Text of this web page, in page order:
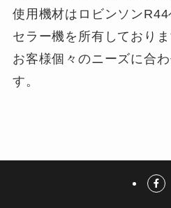
使用機材はロビンソン
セラー機を所有しており
お客様個々のニーズに合
す。